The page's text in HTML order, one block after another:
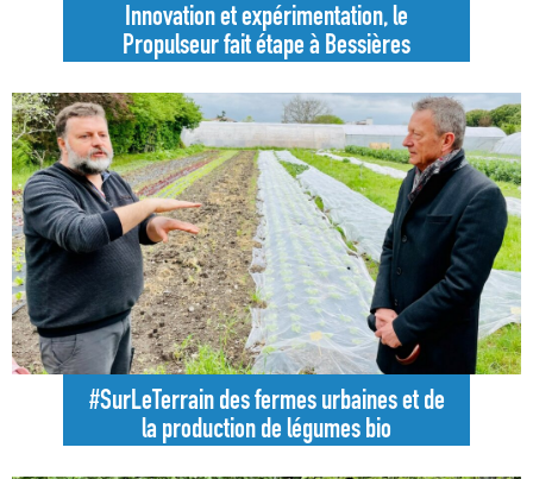
Innovation et expérimentation, le
Propulseur fait étape à Bessières
#SurLeTerrain des fermes urbaines et de
la production de légumes bio